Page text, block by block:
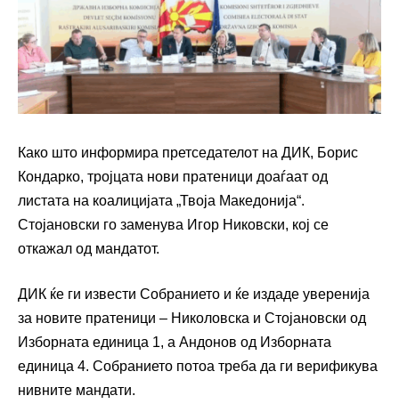
Како што информира претседателот на ДИК, Борис
Кондарко, тројцата нови пратеници доаѓаат од
листата на коалицијата „Твоја Македонија“.
Стојановски го заменува Игор Никовски, кој се
откажал од мандатот.
ДИК ќе ги извести Собранието и ќе издаде уверенија
за новите пратеници – Николовска и Стојановски од
Изборната единица 1, а Андонов од Изборната
единица 4. Собранието потоа треба да ги верификува
нивните мандати.